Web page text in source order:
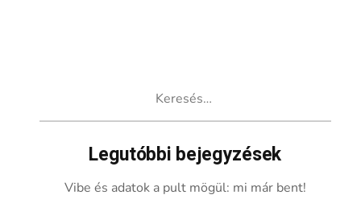
Legutóbbi bejegyzések
Vibe és adatok a pult mögül: mi már bent!